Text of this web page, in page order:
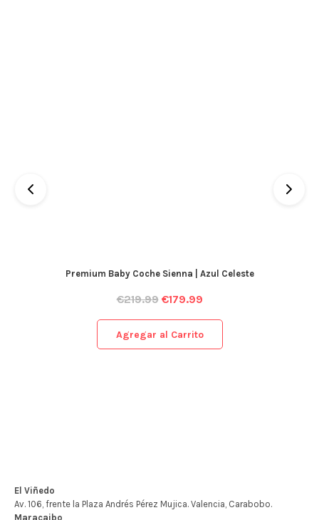
Premium Baby Coche Sienna | Azul Celeste
€219.99 €179.99
Agregar al Carrito